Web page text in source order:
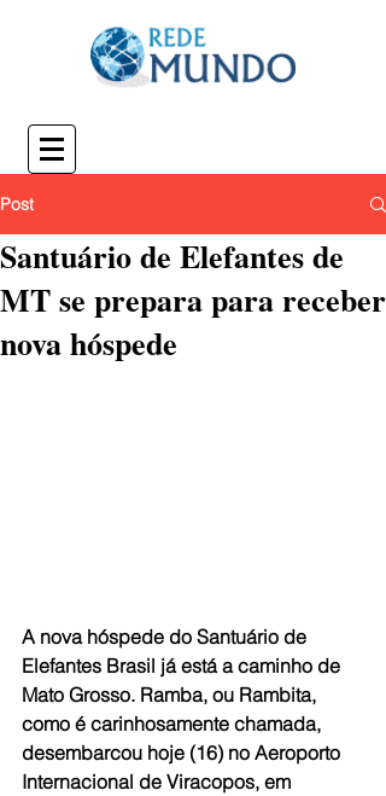
Post
Santuário de Elefantes de
MT se prepara para receber
nova hóspede
A nova hóspede do Santuário de
Elefantes Brasil já está a caminho de
Mato Grosso. Ramba, ou Rambita,
como é carinhosamente chamada,
desembarcou hoje (16) no Aeroporto
Internacional de Viracopos, em